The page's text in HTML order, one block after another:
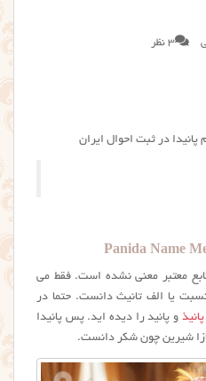
3 نظر
در ثبت احوال ایران
معتبر معنی نشده است. فقط می
یا الف تانیث دانست. حتما در
و پانید را دیده اید. پس پانیدا
شیرین چون شکر دانست.